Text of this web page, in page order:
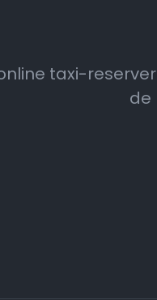
taxi-
de